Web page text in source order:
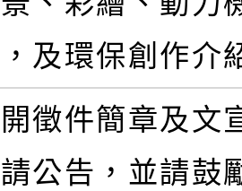
及環保創作介
開徵件簡章及文
公告，並請鼓